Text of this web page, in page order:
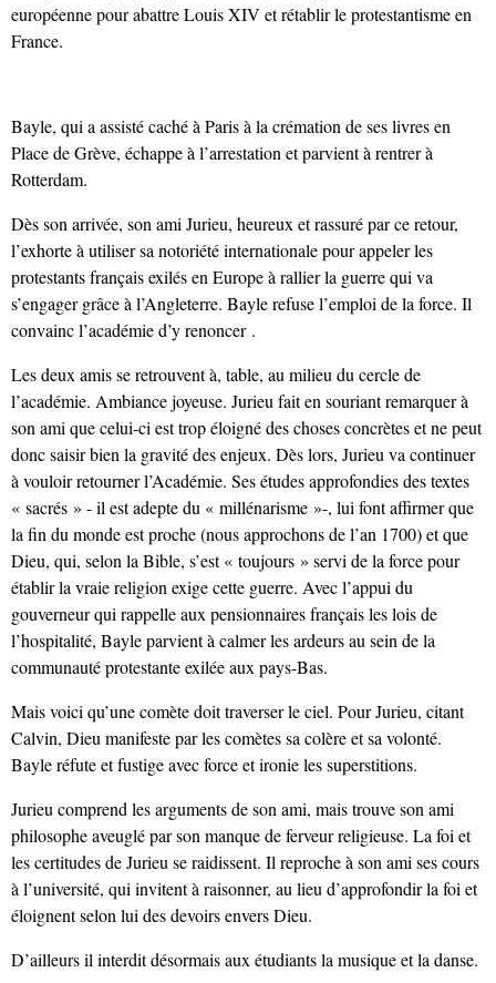
européenne pour abattre Louis XIV et rétablir le protestantisme en
France.
Bayle, qui a assisté caché à Paris à la crémation de ses livres en
Place de Grève, échappe à l’arrestation et parvient à rentrer à
Rotterdam.
Dès son arrivée, son ami Jurieu, heureux et rassuré par ce retour,
l’exhorte à utiliser sa notoriété internationale pour appeler les
protestants français exilés en Europe à rallier la guerre qui va
s’engager grâce à l’Angleterre. Bayle refuse l’emploi de la force. Il
convainc l’académie d’y renoncer .
Les deux amis se retrouvent à, table, au milieu du cercle de
l’académie. Ambiance joyeuse. Jurieu fait en souriant remarquer à
son ami que celui-ci est trop éloigné des choses concrètes et ne peut
donc saisir bien la gravité des enjeux. Dès lors, Jurieu va continuer
à vouloir retourner l’Académie. Ses études approfondies des textes
« sacrés » - il est adepte du « millénarisme »-, lui font affirmer que
la fin du monde est proche (nous approchons de l’an 1700) et que
Dieu, qui, selon la Bible, s’est « toujours » servi de la force pour
établir la vraie religion exige cette guerre. Avec l’appui du
gouverneur qui rappelle aux pensionnaires français les lois de
l’hospitalité, Bayle parvient à calmer les ardeurs au sein de la
communauté protestante exilée aux pays-Bas.
Mais voici qu’une comète doit traverser le ciel. Pour Jurieu, citant
Calvin, Dieu manifeste par les comètes sa colère et sa volonté.
Bayle réfute et fustige avec force et ironie les superstitions.
Jurieu comprend les arguments de son ami, mais trouve son ami
philosophe aveuglé par son manque de ferveur religieuse. La foi et
les certitudes de Jurieu se raidissent. Il reproche à son ami ses cours
à l’université, qui invitent à raisonner, au lieu d’approfondir la foi et
éloignent selon lui des devoirs envers Dieu.
D’ailleurs il interdit désormais aux étudiants la musique et la danse.